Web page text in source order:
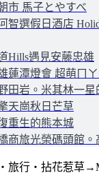
市 馬子とやすべ
智選假日酒店
Hills遇見安藤忠雄
蓮潭燈會 超萌ㄇ
田岩。米其林一
天崗秋日芒草
重生的熊本城
商旅光榮碼頭館
旅行‧拈花惹草